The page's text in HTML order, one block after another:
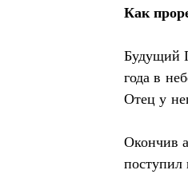
Как
Будущий
года в
Отец у
Окончив
поступил